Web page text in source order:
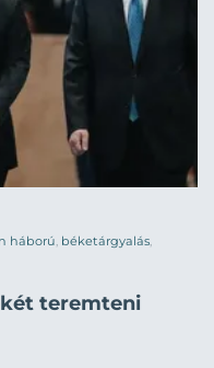
háború, béketárgyalás,
teremteni